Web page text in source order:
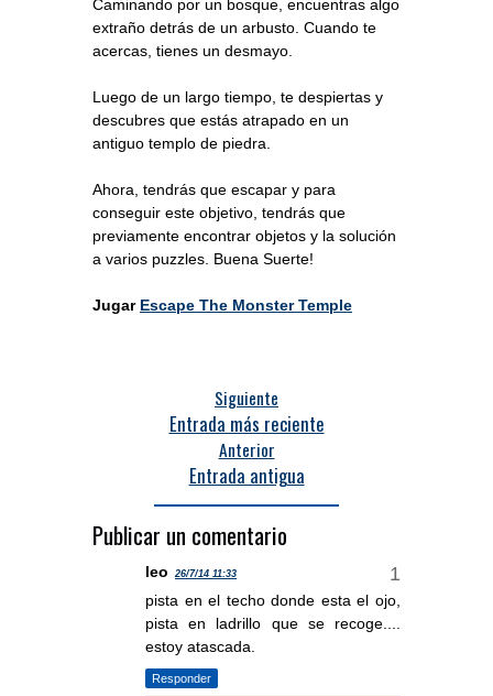
Caminando por un bosque, encuentras algo
extraño detrás de un arbusto. Cuando te
acercas, tienes un desmayo.
Luego de un largo tiempo, te despiertas y
descubres que estás atrapado en un
antiguo templo de piedra.
Ahora, tendrás que escapar y para
conseguir este objetivo, tendrás que
previamente encontrar objetos y la solución
a varios puzzles. Buena Suerte!
Jugar Escape The Monster Temple
Siguiente
Entrada más reciente
Anterior
Entrada antigua
Publicar un comentario
leo 26/7/14 11:33
pista en el techo donde esta el ojo,
pista en ladrillo que se recoge....
estoy atascada.
Responder